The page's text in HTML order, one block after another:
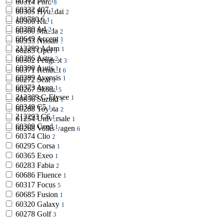
8
60305 Hyundai 2
60306 Kia1
60360 Mazda 2
60353 Nissan 1
60285 Opel3
60302 Peugeot 3
60371 Renault 6
60272 Seat3
60267 Skoda5
60856 Suzuki1
60288 Toyota 2
61254 Universale 1
60268 Volkswagen 6
60332 4071
100780 61
60280 A42
60649 Accent 1
212299Adam 1
60286 Astra2
60300 Auris1
60289 Avensis 1
60373 Aveo1
212309 C-Elysee 1
60349 C51
212293 C61
60309 Ceed1
60374 Clio 2
60295 Corsa 1
60365 Exeo 1
60283 Fabia 2
60686 Fluence 1
60317 Focus 5
60685 Fusion 1
60320 Galaxy 1
60278 Golf 3